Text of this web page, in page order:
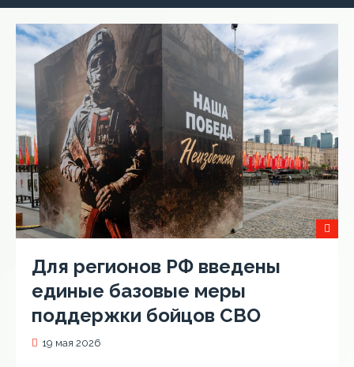
Для регионов РФ введены
единые базовые меры
поддержки бойцов СВО
19 мая 2026